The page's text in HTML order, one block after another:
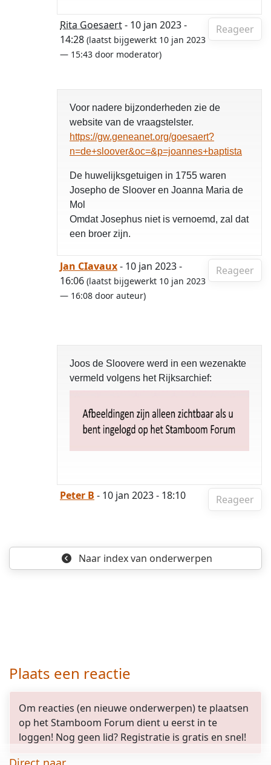
Reageer
Rita Goesaert- 10 jan 2023 -
14:28 (laatst bijgewerkt 10 jan 2023
— 15:43 door moderator)
Voor nadere bijzonderheden zie de
website van de vraagstelster.
https://gw.geneanet.org/goesaert?
n=de+sloover&oc=&p=joannes+baptista
De huwelijksgetuigen in 1755 waren
Josepho de Sloover en Joanna Maria de
Mol
Omdat Josephus niet is vernoemd, zal dat
een broer zijn.
Reageer
Jan CIavaux- 10 jan 2023 -
16:06 (laatst bijgewerkt 10 jan 2023
— 16:08 door auteur)
Joos de Sloovere werd in een wezenakte
vermeld volgens het Rijksarchief:
Reageer
Peter B - 10 jan 2023 - 18:10
Naar indexvan onderwerpen
Plaats een reactie
Om reacties (en nieuwe onderwerpen) te plaatsen
op het Stamboom Forum dient u eerst in te
loggen! Nog geen lid? Registratie is gratis en snel!